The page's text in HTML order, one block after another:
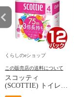
くらしのeショップ
この販売店の送料について
スコッティ
(SCOTTIE) トイレッ